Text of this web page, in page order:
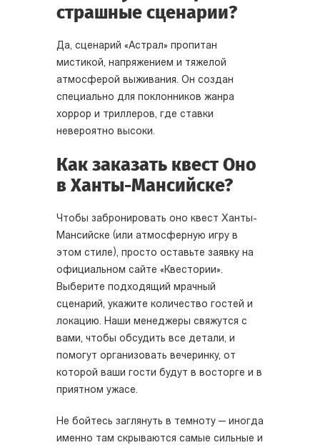
страшные сценарии?
Да, сценарий «Астрал» пропитан
мистикой, напряжением и тяжелой
атмосферой выживания. Он создан
специально для поклонников жанра
хоррор и триллеров, где ставки
невероятно высоки.
Как заказать квест Оно
в Ханты-Мансийске?
Чтобы забронировать оно квест Ханты-
Мансийске (или атмосферную игру в
этом стиле), просто оставьте заявку на
официальном сайте «Квестории».
Выберите подходящий мрачный
сценарий, укажите количество гостей и
локацию. Наши менеджеры свяжутся с
вами, чтобы обсудить все детали, и
помогут организовать вечеринку, от
которой ваши гости будут в восторге и в
приятном ужасе.
Не бойтесь заглянуть в темноту — иногда
именно там скрываются самые сильные и